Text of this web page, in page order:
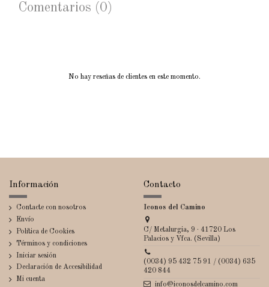
Comentarios (0)
No hay reseñas de clientes en este momento.
Información
Contacte con nosotros
Envío
Política de Cookies
Términos y condiciones
Iniciar sesión
Declaración de Accesibilidad
Mi cuenta
Contacto
Iconos del Camino
C/ Metalurgia, 9 · 41720 Los
Palacios y Vfca. (Sevilla)
(0034) 95 432 75 91 / (0034) 635
420 844
info@iconosdelcamino.com